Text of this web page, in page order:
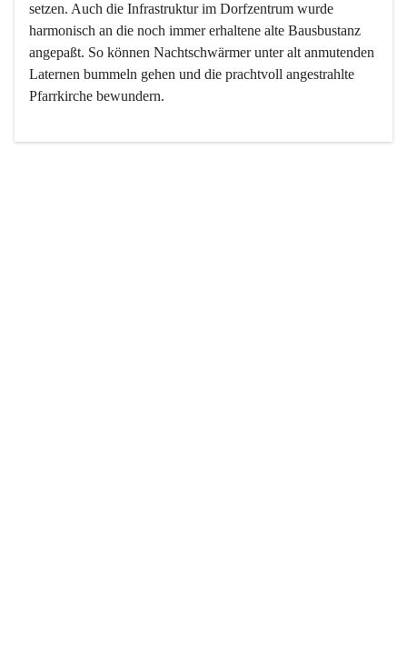
setzen. Auch die Infrastruktur im Dorfzentrum wurde
harmonisch an die noch immer erhaltene alte Bausbustanz
angepaßt. So können Nachtschwärmer unter alt anmutenden
Laternen bummeln gehen und die prachtvoll angestrahlte
Pfarrkirche bewundern.
Der Weinbau dominert heute nicht mehr, ist aber integrativer